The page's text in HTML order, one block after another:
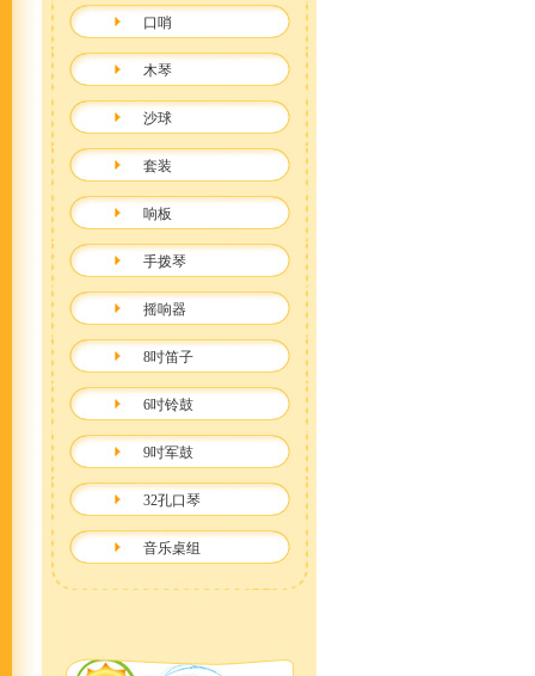
口哨
木琴
沙球
套装
响板
手拨琴
摇响器
8吋笛子
6吋铃鼓
9吋军鼓
32孔口琴
音乐桌组